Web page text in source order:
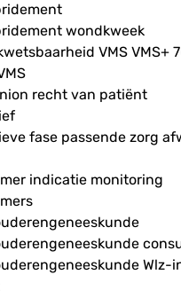
wondkweek
VMS VMS+
recht van patiënt
fase passende zorg
indicatie monitoring
Wlz-